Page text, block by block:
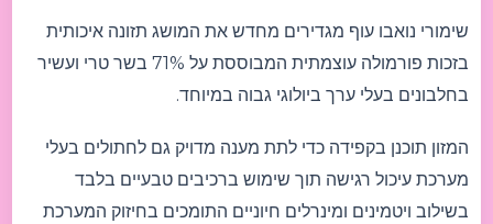
שימורי נואבו עוף מגדירים מחדש את המושג תזונה איכותית
בזכות פורמולה עוצמתית המבוססת על 71% בשר טרי ועשיר
בחלבונים בעלי ערך ביולוגי גבוה במיוחד.
המזון תוכנן בקפידה כדי לתת מענה מדויק גם לחתולים בעלי
מערכת עיכול רגישה תוך שימוש ברכיבים טבעיים בלבד
בשילוב ויטמינים ומינרלים חיוניים התומכים בחיזוק המערכת